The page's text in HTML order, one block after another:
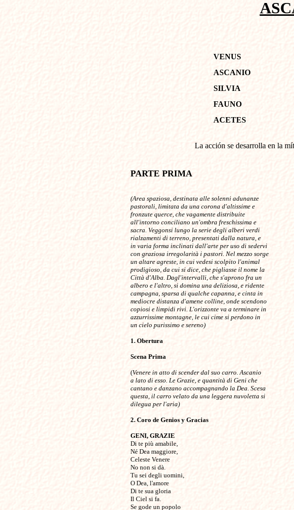
VENUS
ASCANIO
SILVIA
FAUNO
ACETES
Hijo de
La acción se desarrolla en la
PARTE PRIMA
(Area spaziosa, destinata alle solenni adunanze
pastorali, limitata da una corona d'altissime e
fronzute querce, che vagamente distribuite
all'intorno conciliano un'ombra freschissima e
sacra. Veggonsi lungo la serie degli alberi verdi
rialzamenti di terreno, presentati dalla natura, e
in varia forma inclinati dall'arte per uso di sedervi
con graziosa irregolarità i pastori. Nel mezzo sorge
un altare agreste, in cui vedesi scolpito l'animal
prodigioso, da cui si dice, che pigliasse il nome la
Città d'Alba. Dagl'intervalli, che s'aprono fra un
albero e l'altro, si domina una deliziosa, e ridente
campagna, sparsa di qualche capanna, e cinta in
mediocre distanza d'amene colline, onde scendono
copiosi e limpidi rivi. L'orizzonte va a terminare in
azzurrissime montagne, le cui cime si perdono in
un cielo purissimo e sereno)
1. Obertura
Scena Prima
(Venere in atto di scender dal suo carro. Ascanio
a lato di esso. Le Grazie, e quantità di Geni che
cantano e danzano accompagnando la Dea. Scesa
questa, il carro velato da una leggera nuvoletta si
dilegua per l'aria)
2. Coro de Genios y Gracias
GENI, GRAZIE
Di te più amabile,
Né Dea maggiore,
Celeste Venere
No non si dà.
Tu sei degli uomini,
O Dea, l'amore
Di te sua gloria
Il Ciel si fa.
Se gode un popolo